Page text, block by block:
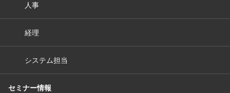
人事
経理
システム担当
セミナー情報